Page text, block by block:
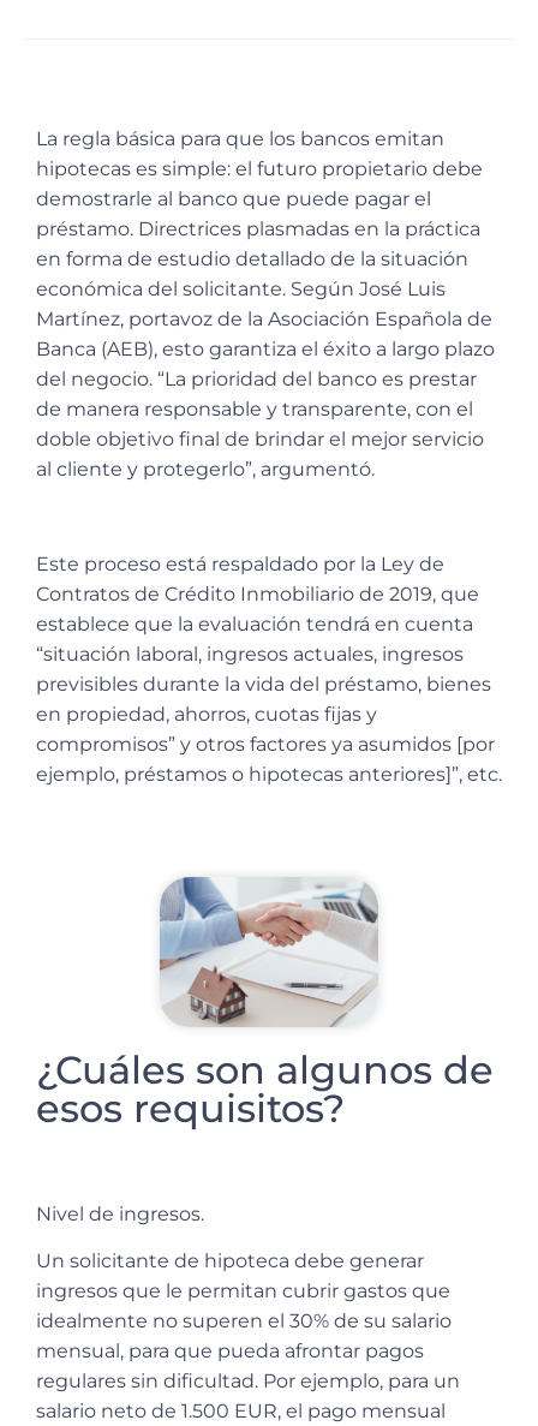
La regla básica para que los bancos emitan
hipotecas es simple: el futuro propietario debe
demostrarle al banco que puede pagar el
préstamo. Directrices plasmadas en la práctica
en forma de estudio detallado de la situación
económica del solicitante. Según José Luis
Martínez, portavoz de la Asociación Española de
Banca (AEB), esto garantiza el éxito a largo plazo
del negocio. “La prioridad del banco es prestar
de manera responsable y transparente, con el
doble objetivo final de brindar el mejor servicio
al cliente y protegerlo”, argumentó.
Este proceso está respaldado por la Ley de
Contratos de Crédito Inmobiliario de 2019, que
establece que la evaluación tendrá en cuenta
“situación laboral, ingresos actuales, ingresos
previsibles durante la vida del préstamo, bienes
en propiedad, ahorros, cuotas fijas y
compromisos” y otros factores ya asumidos [por
ejemplo, préstamos o hipotecas anteriores]”, etc.
¿Cuáles son algunos de
esos requisitos?
Nivel de ingresos.
Un solicitante de hipoteca debe generar
ingresos que le permitan cubrir gastos que
idealmente no superen el 30% de su salario
mensual, para que pueda afrontar pagos
regulares sin dificultad. Por ejemplo, para un
salario neto de 1.500 EUR, el pago mensual